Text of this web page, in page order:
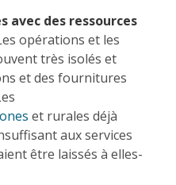
avec des ressources
opérations et les
très isolés et
et des fournitures
et rurales déjà
aux services
être laissés à elles-